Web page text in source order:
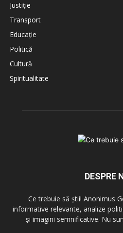
Justiție
Transport
Educație
Politică
Cultură
Spiritualitate
DESPRE
Ce trebuie să știi! Anonimus
informative relevante, analize
și imagini semnificative. Nu